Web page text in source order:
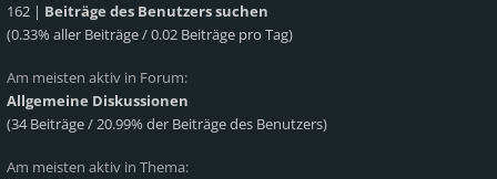
162 | Beiträge des Benutzers suchen
(0.33% aller Beiträge / 0.02 Beiträge pro Tag)
Am meisten aktiv in Forum:
Allgemeine Diskussionen
(34 Beiträge / 20.99% der Beiträge des Benutzers)
Am meisten aktiv in Thema: